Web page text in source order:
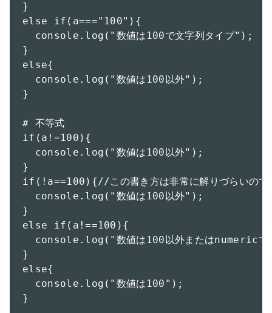
}
else if(a==="100"){
  console.log("数値は100で文字列タイプ");
}
else{
  console.log("数値は100以外");
}
# 不等式
if(a!=100){
  console.log("数値は100以外");
}
if(!a==100){//この書き方は非常に解りづらいので
  console.log("数値は100以外");
}
else if(a!==100){
console.log("数値は100以外またはnumericで
}
else{
  console.log("数値は100");
}